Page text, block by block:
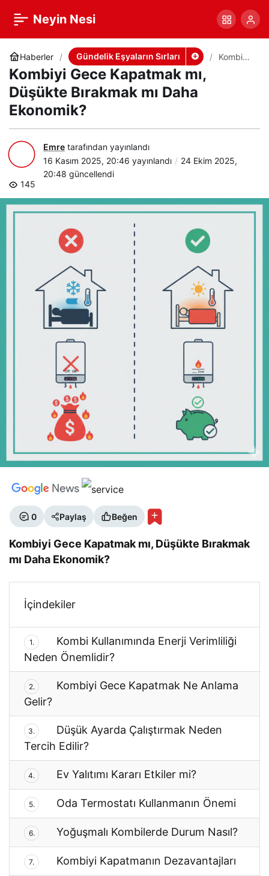
Neyin Nesi
Haberler Gündelik Eşyaların Sırları
Kombiyi
Daha
Kombiyi Gece Kapatmak mı,
Düşükte Bırakmak mı Daha
Ekonomik?
Emre tarafından yayınlandı
16 Kasım 2025, 20:46 yayınlandı
24 Ekim 2025,
20:48 güncellendi
145
0 Paylaş Beğen
Kombiyi Gece Kapatmak mı, Düşükte Bırakmak
mı Daha Ekonomik?
İçindekiler
1.
Kombi Kullanımında Enerji Verimliliği
Neden Önemlidir?
2.
Kombiyi Gece Kapatmak Ne Anlama
Gelir?
3.
Düşük Ayarda Çalıştırmak Neden
Tercih Edilir?
4. Ev Yalıtımı Kararı Etkiler mi?
5. Oda Termostatı Kullanmanın Önemi
6. Yoğuşmalı Kombilerde Durum Nasıl?
7. Kombiyi Kapatmanın Dezavantajları
Kombiyi Gece Kapatmak
mı, Düşükte Bırakmak mı
Daha Ekonomik?
Paylaş